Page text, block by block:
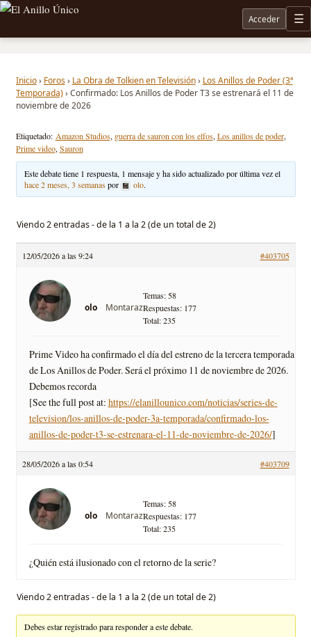
Noticias sobre Tolkien: El Señor de los Anillos, Los Anillos de Poder, La Caza de Gollum, la
Acceder
Inicio › Foros › La Obra de Tolkien en Televisión › Los Anillos de Poder (3ª
Temporada) › Confirmado: Los Anillos de Poder T3 se estrenará el 11 de
noviembre de 2026
Etiquetado: Amazon Studios, guerra de sauron con los elfos, Los anillos de poder,
Prime video, Sauron
Este debate tiene 1 respuesta, 1 mensaje y ha sido actualizado por última vez el
hace 2 meses, 3 semanaspor olo.
Viendo 2 entradas - de la 1 a la 2 (de un total de 2)
12/05/2026 a las 9:24 #403705
olo Montaraz
Temas: 58
Respuestas: 177
Total: 235
Prime Video ha confirmado el día del estreno de la tercera temporada
de Los Anillos de Poder. Será el próximo 11 de noviembre de 2026.
Debemos recorda
[See the full post at: https://elanillounico.com/noticias/series-de-
television/los-anillos-de-poder-3a-temporada/confirmado-los-
anillos-de-poder-t3-se-estrenara-el-11-de-noviembre-de-2026/]
28/05/2026 a las 0:54 #403709
olo Montaraz
Temas: 58
Respuestas: 177
Total: 235
¿Quién está ilusionado con el retorno de la serie?
Viendo 2 entradas - de la 1 a la 2 (de un total de 2)
Debes estar registrado para responder a este debate.